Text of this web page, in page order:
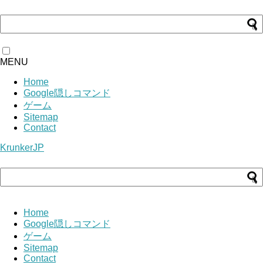
MENU
Home
Google隠しコマンド
ゲーム
Sitemap
Contact
KrunkerJP
Home
Google隠しコマンド
ゲーム
Sitemap
Contact